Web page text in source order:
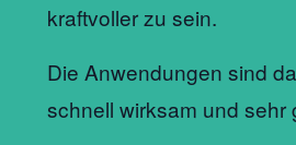
kraftvoller zu sein.
Die Anwendungen sind
schnell wirksam und sehr